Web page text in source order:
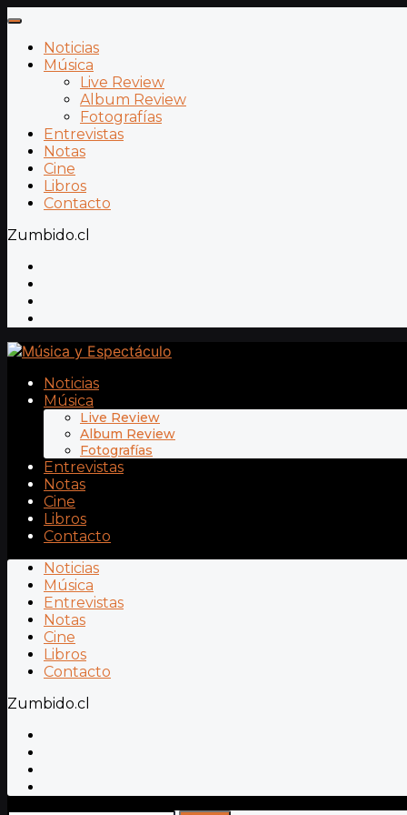
Noticias
Música
Live Review
Album Review
Fotografías
Entrevistas
Notas
Cine
Libros
Contacto
Zumbido.cl
Noticias
Música
Live Review
Album Review
Fotografías
Entrevistas
Notas
Cine
Libros
Contacto
Noticias
Música
Entrevistas
Notas
Cine
Libros
Contacto
Zumbido.cl